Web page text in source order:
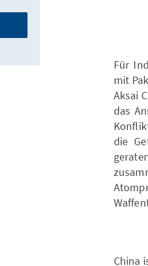
Für
mit
Aksai
das
die
China